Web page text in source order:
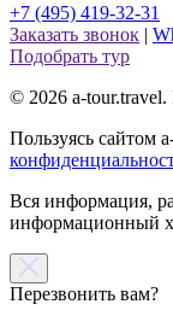
+7 (495) 419-32-31
Заказать звонок |
Подобрать тур
© 2026 a-
Пользуясь сайтом
Вся информация,
информационный
Перезвонить вам?